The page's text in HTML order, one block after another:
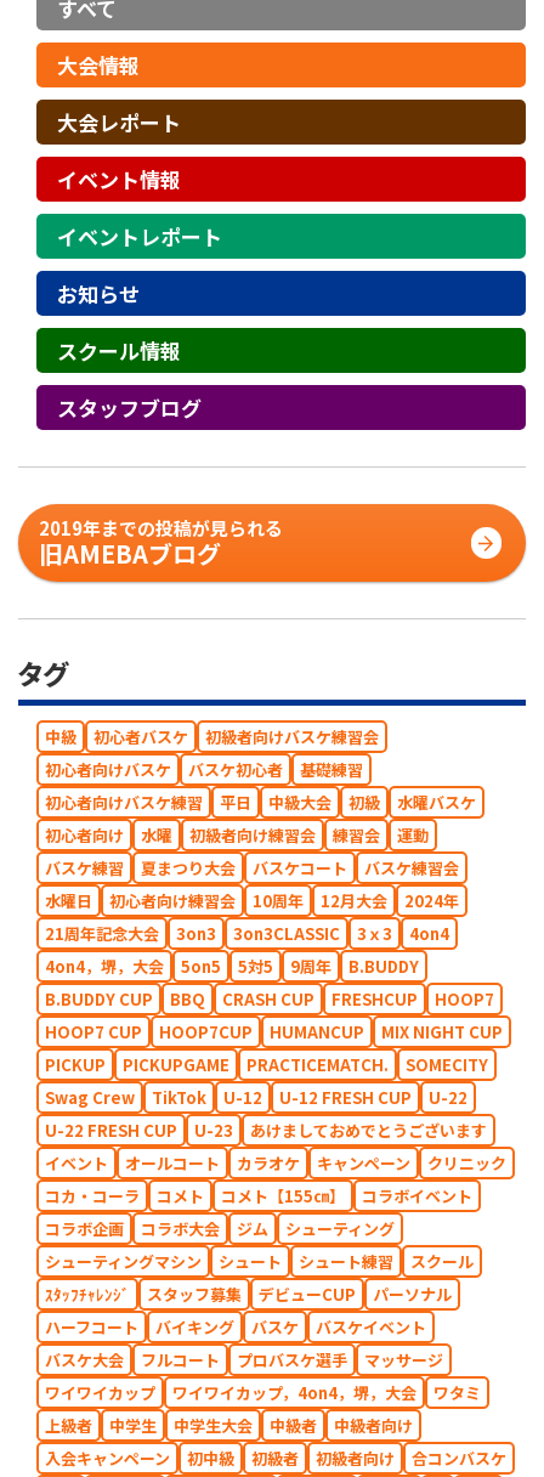
すべて
大会情報
大会レポート
イベント情報
イベントレポート
お知らせ
スクール情報
スタッフブログ
2019年までの投稿が見られる
旧AMEBAブログ
タグ
中級 初心者バスケ
初級者向けバスケ練習会
初心者向けバスケ
バスケ初心者
基礎練習
初心者向けバスケ練習
平日 中級大会 初級
水曜バスケ
初心者向け
水曜 初級者向け練習会 練習会
運動
バスケ練習
夏まつり大会 バスケコート
バスケ練習会
水曜日
初心者向け練習会 10周年 12月大会
2024年
21周年記念大会
3on3 3on3CLASSIC 3ｘ3
4on4
4on4，堺，大会
5on5 5対5 9周年
B.BUDDY
B.BUDDY CUP
BBQ CRASH CUP FRESHCUP
HOOP7
HOOP7 CUP
HOOP7CUP HUMANCUP
MIX NIGHT CUP
PICKUP
PICKUPGAME PRACTICEMATCH.
SOMECITY
Swag Crew
TikTok U-12 U-12 FRESH CUP
U-22
U-22 FRESH CUP
U-23
あけましておめでとうございます
イベント
オールコート カラオケ キャンペーン
クリニック
コカ・コーラ
コメト コメト【155㎝】
コラボイベント
コラボ企画
コラボ大会 ジム
シューティング
シューティングマシン
シュート シュート練習
スクール
ｽﾀｯﾌﾁｬﾚﾝｼﾞ
スタッフ募集 デビューCUP
パーソナル
ハーフコート
バイキング バスケ
バスケイベント
バスケ大会
フルコート プロバスケ選手
マッサージ
ワイワイカップ
ワイワイカップ，4on4，堺，大会
ワタミ
上級者
中学生 中学生大会 中級者
中級者向け
入会キャンペーン
初中級 初級者 初級者向け
合コンバスケ